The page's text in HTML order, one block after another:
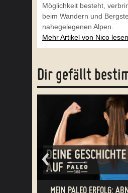
Möglichkeit besteht,
beim Wandern und
nahegelegenen Alpen.
Mehr Artikel von Nico lesen
Dir gefällt
7 TIPPS FÜR MEHR